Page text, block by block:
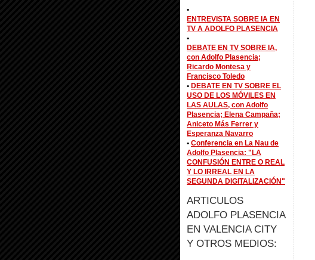
•
ENTREVISTA SOBRE IA EN
TV A ADOLFO PLASENCIA
•
DEBATE EN TV SOBRE IA,
con Adolfo Plasencia;
Ricardo Montesa y
Francisco Toledo
• DEBATE EN TV SOBRE EL
USO DE LOS MÓVILES EN
LAS AULAS, con Adolfo
Plasencia; Elena Campaña;
Aniceto Más Ferrer y
Esperanza Navarro
• Conferencia en La Nau de
Adolfo Plasencia: "LA
CONFUSIÓN ENTRE O REAL
Y LO IRREAL EN LA
SEGUNDA DIGITALIZACIÓN"
ARTICULOS
ADOLFO PLASENCIA
EN VALENCIA CITY
Y OTROS MEDIOS: